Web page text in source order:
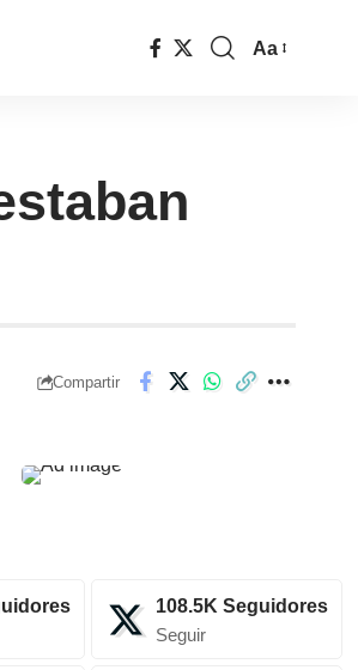
Aa
Compartir
108.5K Seguidores
Seguir